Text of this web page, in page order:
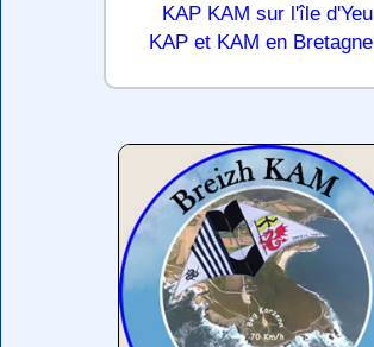
KAP KAM sur l'île d'Yeu
KAP et KAM en Bretagne